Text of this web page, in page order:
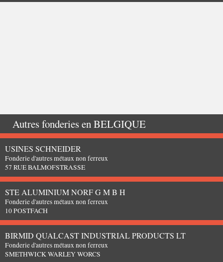
Autres fonderies enBELGIQUE
USINES SCHNEIDER
Fonderie d'autres métaux non ferreux
57 RUE BALMOFSTRASSE
STE ALUMINIUM NORF G M B H
Fonderie d'autres métaux non ferreux
10 POSTFACH
BIRMID QUALCAST INDUSTRIAL PRODUCTS LT
Fonderie d'autres métaux non ferreux
SMETHWICK WARLEY WORCS